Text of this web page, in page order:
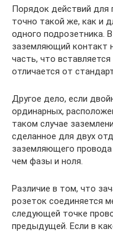
Порядок действий для
точно такой же, как и
одного подрозетника.
заземляющий контакт
часть, что
отличается от
Другое дело, если
ординарных,
таком случае
сделанное для двух
заземляющего провода
чем фазы и ноля.
Различие в том, что
розеток соединяется
следующей точке
предыдущей. Если в